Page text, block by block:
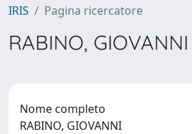
IRIS Pagina ricercatore
RABINO, GIOVANNI
Nome completo
RABINO, GIOVANNI